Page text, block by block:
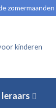
zomermaanden
kinderen
leraars